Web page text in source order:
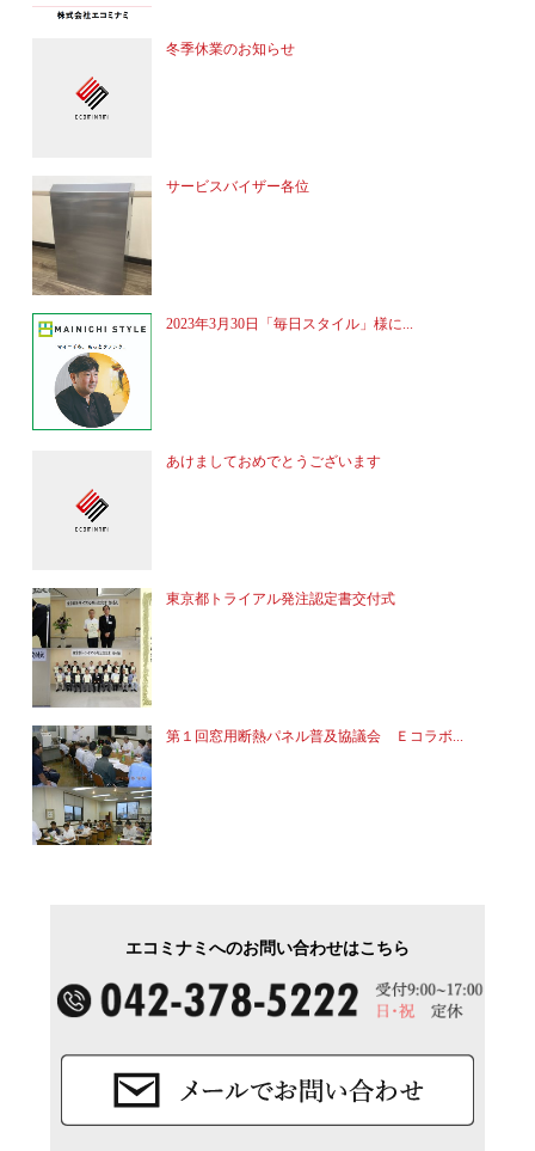
冬季休業のお知らせ
サービスバイザー各位
2023年3月30日「毎日スタイル」様に...
あけましておめでとうございます
東京都トライアル発注認定書交付式
第１回窓用断熱パネル普及協議会 Ｅコラボ...
エコミナミへのお問い合わせはこちら